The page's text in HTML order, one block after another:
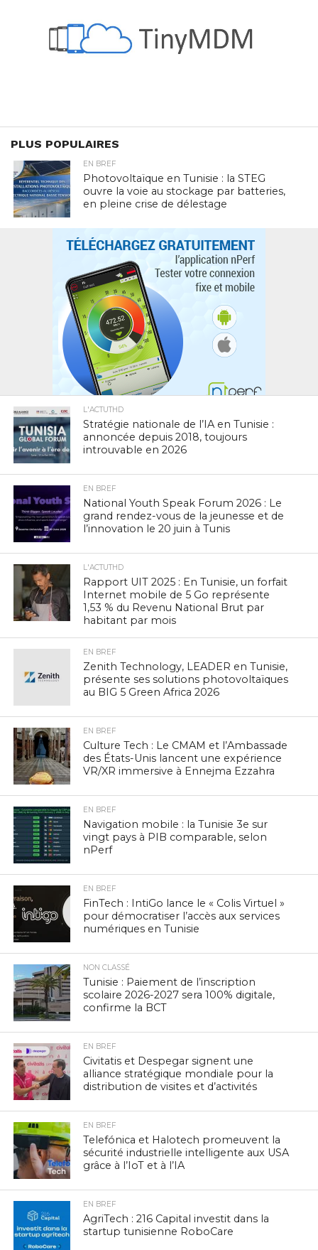
PLUS POPULAIRES
EN BREF
Photovoltaïque en Tunisie : la STEG
ouvre la voie au stockage par batteries,
en pleine crise de délestage
L'ACTUTHD
Stratégie nationale de l’IA en Tunisie :
annoncée depuis 2018, toujours
introuvable en 2026
EN BREF
National Youth Speak Forum 2026 : Le
grand rendez-vous de la jeunesse et de
l’innovation le 20 juin à Tunis
L'ACTUTHD
Rapport UIT 2025 : En Tunisie, un forfait
Internet mobile de 5 Go représente
1,53 % du Revenu National Brut par
habitant par mois
EN BREF
Zenith Technology, LEADER en Tunisie,
présente ses solutions photovoltaïques
au BIG 5 Green Africa 2026
EN BREF
Culture Tech : Le CMAM et l’Ambassade
des États-Unis lancent une expérience
VR/XR immersive à Ennejma Ezzahra
EN BREF
Navigation mobile : la Tunisie 3e sur
vingt pays à PIB comparable, selon
nPerf
EN BREF
FinTech : IntiGo lance le « Colis Virtuel »
pour démocratiser l’accès aux services
numériques en Tunisie
NON CLASSÉ
Tunisie : Paiement de l’inscription
scolaire 2026-2027 sera 100% digitale,
confirme la BCT
EN BREF
Civitatis et Despegar signent une
alliance stratégique mondiale pour la
distribution de visites et d’activités
EN BREF
Telefónica et Halotech promeuvent la
sécurité industrielle intelligente aux USA
grâce à l’IoT et à l’IA
EN BREF
AgriTech : 216 Capital investit dans la
startup tunisienne RoboCare